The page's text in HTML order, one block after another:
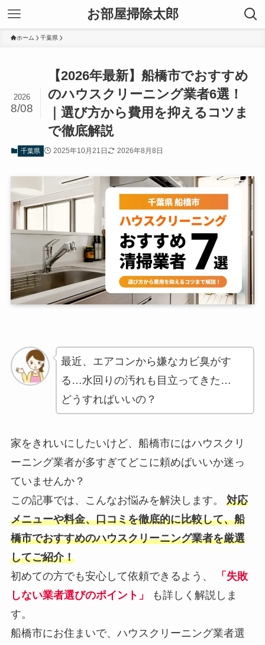
お部屋掃除太郎
ホーム 千葉県
【2026年最新】船橋市でおすすめ
のハウスクリーニング業者6選！
｜選び方から費用を抑えるコツま
で徹底解説
2026
8/08
千葉県 2025年10月21日 2026年8月8日
最近、エアコンから嫌なカビ臭がす
る…水回りの汚れも目立ってきた…
どうすればいいの？
家をきれいにしたいけど、船橋市にはハウスクリ
ーニング業者が多すぎてどこに頼めばいいか迷っ
ていませんか？
この記事では、こんなお悩みを解決します。 対応
メニューや料金、口コミを徹底的に比較して、船
橋市でおすすめのハウスクリーニング業者を厳選
してご紹介！
初めての方でも安心して依頼できるよう、
「失敗
しない業者選びのポイント」
も詳しく解説しま
す。
船橋市にお住まいで、ハウスクリーニング業者選